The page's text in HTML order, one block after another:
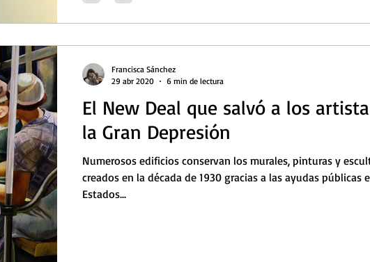
El New Deal que salvó a los
la Gran Depresión
Numerosos edificios conservan los murales, pinturas y
creados en la década de 1930 gracias a las ayudas públicas
Estados...
Francisca Sánchez
29 abr 2020
6 min de lectura